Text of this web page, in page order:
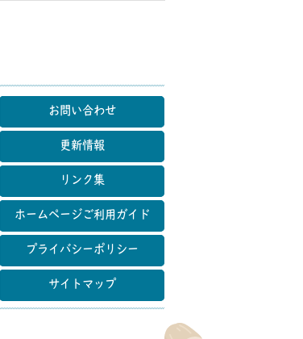
マップ
お問い合わせ
更新情報
リンク集
ホームページご利用ガイド
プライバシーポリシー
サイトマップ